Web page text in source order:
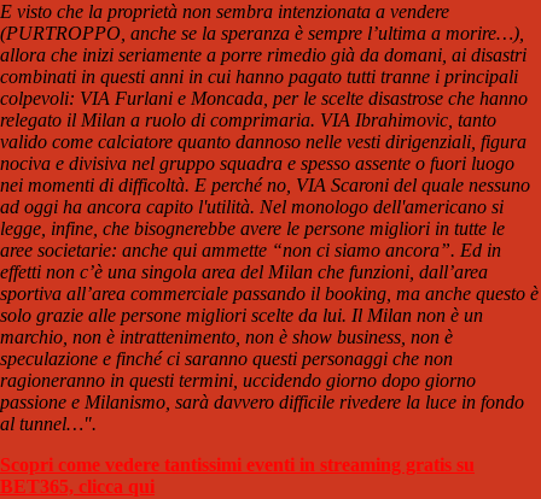
E visto che la proprietà non sembra intenzionata a vendere
(PURTROPPO, anche se la speranza è sempre l’ultima a morire…),
allora che inizi seriamente a porre rimedio già da domani, ai disastri
combinati in questi anni in cui hanno pagato tutti tranne i principali
colpevoli: VIA Furlani e Moncada, per le scelte disastrose che hanno
relegato il Milan a ruolo di comprimaria. VIA Ibrahimovic, tanto
valido come calciatore quanto dannoso nelle vesti dirigenziali, figura
nociva e divisiva nel gruppo squadra e spesso assente o fuori luogo
nei momenti di difficoltà. E perché no, VIA Scaroni del quale nessuno
ad oggi ha ancora capito l'utilità. Nel monologo dell'americano si
legge, infine, che bisognerebbe avere le persone migliori in tutte le
aree societarie: anche qui ammette “non ci siamo ancora”. Ed in
effetti non c’è una singola area del Milan che funzioni, dall’area
sportiva all’area commerciale passando il booking, ma anche questo è
solo grazie alle persone migliori scelte da lui. Il Milan non è un
marchio, non è intrattenimento, non è show business, non è
speculazione e finché ci saranno questi personaggi che non
ragioneranno in questi termini, uccidendo giorno dopo giorno
passione e Milanismo, sarà davvero difficile rivedere la luce in fondo
al tunnel…".
Scopri come vedere tantissimi eventi in streaming gratis su
BET365, clicca qui